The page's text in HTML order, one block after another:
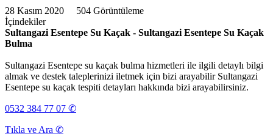
28 Kasım 2020 504 Görüntüleme
İçindekiler
Sultangazi Esentepe Su Kaçak - Sultangazi Esentepe Su Kaçak
Bulma
Sultangazi Esentepe su kaçak bulma hizmetleri ile ilgili detaylı bilgi
almak ve destek taleplerinizi iletmek için bizi arayabilir Sultangazi
Esentepe su kaçak tespiti detayları hakkında bizi arayabilirsiniz.
0532 384 77 07 ✆
Tıkla ve Ara ✆